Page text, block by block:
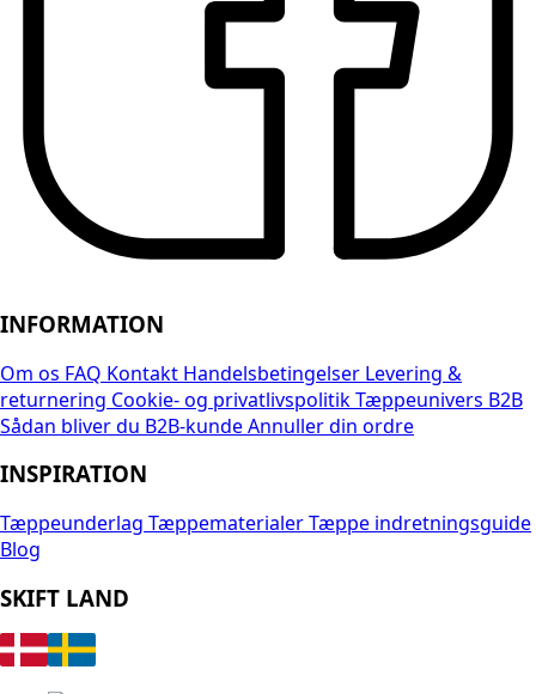
INFORMATION
Om os FAQ Kontakt Handelsbetingelser Levering &
returnering Cookie- og privatlivspolitikTæppeunivers B2B
Sådan bliver du B2B-kundeAnnuller din ordre
INSPIRATION
Tæppeunderlag TæppematerialerTæppe indretningsguide
Blog
SKIFT LAND